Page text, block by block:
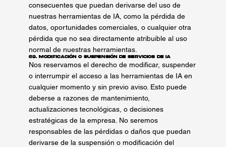
consecuentes que puedan derivarse del uso de
nuestras herramientas de IA, como la pérdida de
datos, oportunidades comerciales, o cualquier otra
pérdida que no sea directamente atribuible al uso
normal de nuestras herramientas.
69. Modificación o Suspensión de Servicios de IA
Nos reservamos el derecho de modificar, suspender
o interrumpir el acceso a las herramientas de IA en
cualquier momento y sin previo aviso. Esto puede
deberse a razones de mantenimiento,
actualizaciones tecnológicas, o decisiones
estratégicas de la empresa. No seremos
responsables de las pérdidas o daños que puedan
derivarse de la suspensión o modificación del